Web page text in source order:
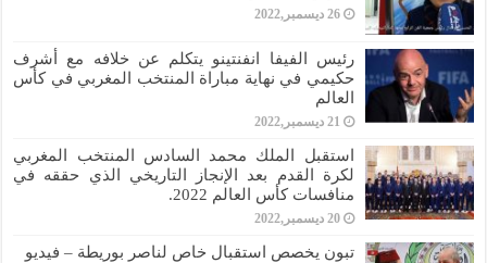
26 ديسمبر,2022
رئيس الفيفا انفنتينو يتكلم عن خلافه مع أشرف
حكيمي في نهاية مباراة المنتخب المغربي في كأس
العالم
21 ديسمبر,2022
استقبل الملك محمد السادس المنتخب المغربي
لكرة القدم بعد الإنجاز التاريخي الذي حققه في
منافسات كأس العالم 2022.
20 ديسمبر,2022
تبون يخصص استقبال خاص لناصر بوريطة – فيديو